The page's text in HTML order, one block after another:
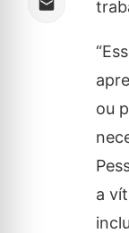
ou
a